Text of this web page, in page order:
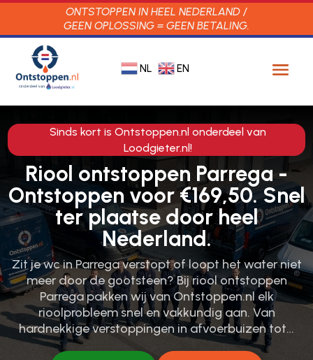
ONTSTOPPEN IN HEEL NEDERLAND /
GEEN OPLOSSING = GEEN BETALING.
NL EN
Sinds kort is Ontstoppen.nl onderdeel van
Loodgieter.nl!
Riool ontstoppen Parrega -
Ontstoppen voor €169,50. Snel
ter plaatse door heel
Nederland.
Zit je wc in Parrega verstopt of loopt het water niet
meer door de gootsteen? Bij riool ontstoppen
Parrega pakken wij van Ontstoppen.​nl elk
rioolprobleem snel en vakkundig aan.​ Van
hardnekkige verstoppingen in afvoerbuizen tot…